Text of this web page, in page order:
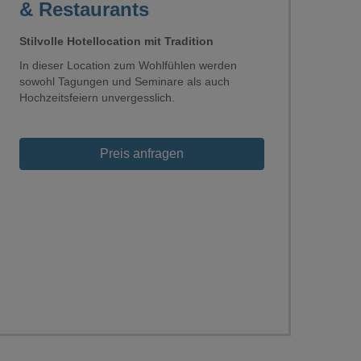
& Restaurants
Stilvolle Hotellocation mit Tradition
In dieser Location zum Wohlfühlen werden
sowohl Tagungen und Seminare als auch
Hochzeitsfeiern unvergesslich.
Preis anfragen